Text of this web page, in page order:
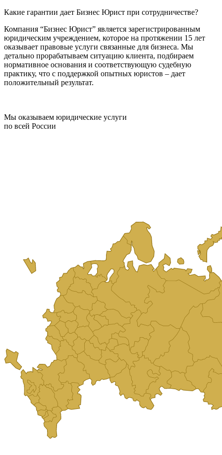
Какие гарантии дает Бизнес Юрист при сотрудничестве?
Компания “Бизнес Юрист” является зарегистрированным
юридическим учреждением, которое на протяжении 15 лет
оказывает правовые услуги связанные для бизнеса. Мы
детально прорабатываем ситуацию клиента, подбираем
нормативное основания и соответствующую судебную
практику, что с поддержкой опытных юристов – дает
положительный результат.
Мы оказываем юридические услуги
по всей России